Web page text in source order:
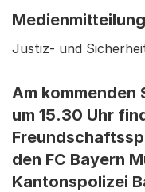
Medienmitteilung
Justiz- und
Am kommenden
um 15.30 Uhr
den FC Bayern
Kantonspolizei